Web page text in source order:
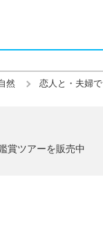
然 恋人と・夫婦で
賞ツアーを販売中